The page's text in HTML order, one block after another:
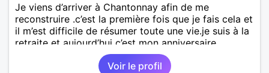
Je viens d’arriver à Chantonnay afin de me
reconstruire .c’est la première fois que je fais cela et
il m’est difficile de résumer toute une vie.je suis à la
retraite et aujourd’hui c’est mon anniversaire
!J’aimerais rencontrer quelqu’un qui partage les
mêmes valeurs qui font de quelqu’un un être humain
Voir le profil